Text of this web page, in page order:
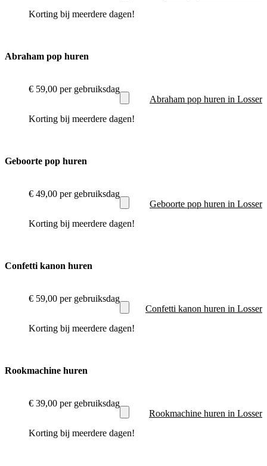
Korting bij meerdere dagen!
Abraham pop huren
€ 59,00 per gebruiksdag
Korting bij meerdere dagen!
Abraham pop huren in Losser
Geboorte pop huren
€ 49,00 per gebruiksdag
Korting bij meerdere dagen!
Geboorte pop huren in Losser
Confetti kanon huren
€ 59,00 per gebruiksdag
Korting bij meerdere dagen!
Confetti kanon huren in Losser
Rookmachine huren
€ 39,00 per gebruiksdag
Korting bij meerdere dagen!
Rookmachine huren in Losser